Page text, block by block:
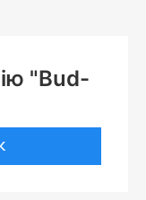
"Bud-